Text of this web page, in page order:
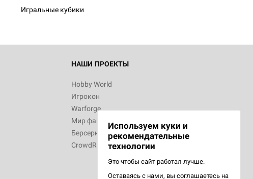
Игральные кубики
НАШИ ПРОЕКТЫ
Hobby World
Игрокон
Warforge
Мир фантастики
Берсерк
CrowdRepublic
Используем куки и
рекомендательные
технологии
Это чтобы сайт работал лучше.
Оставаясь с нами, вы соглашаетесь на